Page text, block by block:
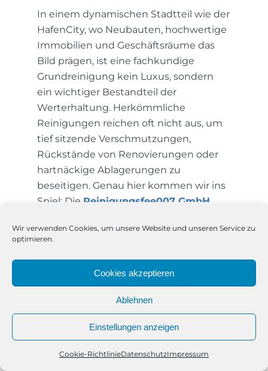
Wir verwenden Cookies, um unsere Website und unseren Service zu
optimieren.
Cookies akzeptieren
Ablehnen
Einstellungen anzeigen
Cookie-RichtlinieDatenschutzImpressum
In einem dynamischen Stadtteil wie der
HafenCity, wo Neubauten, hochwertige
Immobilien und Geschäftsräume das
Bild prägen, ist eine fachkundige
Grundreinigung kein Luxus, sondern
ein wichtiger Bestandteil der
Werterhaltung. Herkömmliche
Reinigungen reichen oft nicht aus, um
tief sitzende Verschmutzungen,
Rückstände von Renovierungen oder
hartnäckige Ablagerungen zu
beseitigen. Genau hier kommen wir ins
Spiel: Die Reinigungsfee007 GmbH
Bereich Grundreinigung und kennt die
Gebäudepflege stellt.
Was unsere Grundreinigung in
der HafenCity besonders
macht
Unsere Grundreinigung geht deutlich
Telefon Kontakt WhatsApp